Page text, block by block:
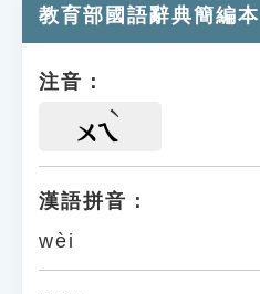
教育部國語辭典簡編本
注音：
ㄨㄟ
漢語拼音：
wèi